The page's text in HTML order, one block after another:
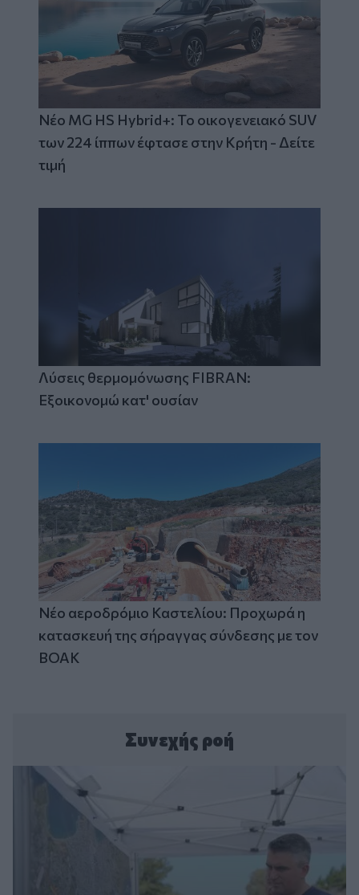
Νέο MG HS Hybrid+: Το οικογενειακό SUV
των 224 ίππων έφτασε στην Κρήτη - Δείτε
τιμή
Λύσεις θερμομόνωσης FIBRAN:
Εξοικονομώ κατ' ουσίαν
Νέο αεροδρόμιο Καστελίου: Προχωρά η
κατασκευή της σήραγγας σύνδεσης με τον
ΒΟΑΚ
Συνεχής ροή